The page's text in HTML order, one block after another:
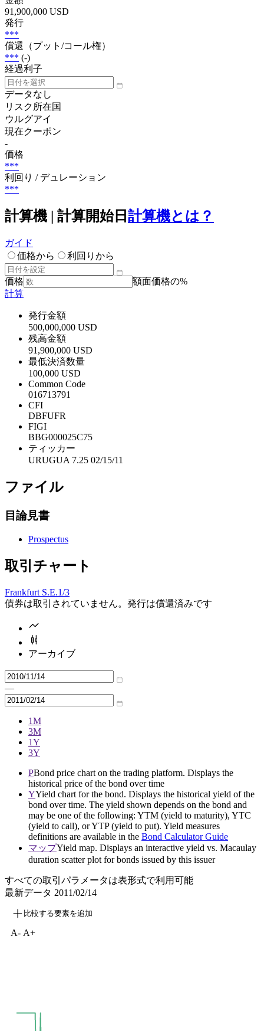
91,900,000 USD
発行
***
償還（プット/コール権）
*** (-)
経過利子
データなし
リスク所在国
ウルグアイ
現在クーポン
-
価格
***
利回り / デュレーション
***
計算機 | 計算開始日 計算機とは？
ガイド
価格から
利回りから
価格
額面価格の%
計算
発行金額
500,000,000 USD
残高金額
91,900,000 USD
最低決済数量
100,000 USD
Common Code
016713791
CFI
DBFUFR
FIGI
BBG000025C75
ティッカー
URUGUA 7.25 02/15/11
ファイル
目論見書
Prospectus
取引チャート
Frankfurt S.E.1/3
債券は取引されていません。発行は償還済みです
アーカイブ
—
1M
3M
1Y
3Y
PBond price chart on the trading platform. Displays the
historical price of the bond over time
YYield chart for the bond. Displays the historical yield of the
bond over time. The yield shown depends on the bond and
may be one of the following: YTM (yield to maturity), YTC
(yield to call), or YTP (yield to put). Yield measures
definitions are available in the Bond Calculator Guide
マップYield map. Displays an interactive yield vs. Macaulay
duration scatter plot for bonds issued by this issuer
すべての取引パラメータは表形式で利用可能
最新データ 2011/02/14
比較する要素を追加